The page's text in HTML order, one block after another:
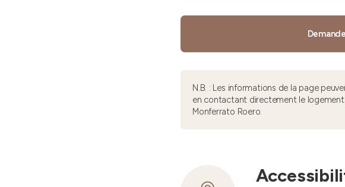
N.B. : Les informations de la page
en contactant directement le
Monferrato Roero.